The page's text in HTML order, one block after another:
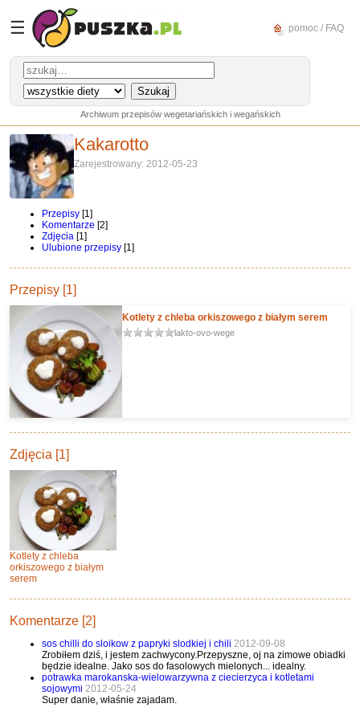
☰ pomoc / FAQ
Archiwum przepisów wegetariańskich i wegańskich
Kakarotto
Zarejestrowany: 2012-05-23
Przepisy [1]
Komentarze [2]
Zdjęcia [1]
Ulubione przepisy [1]
Przepisy [1]
Kotlety z chleba orkiszowego z białym serem
lakto-ovo-wege
Zdjęcia [1]
Kotlety z chleba
orkiszowego z białym
serem
Komentarze [2]
sos chilli do sloikow z papryki slodkiej i chili 2012-09-08
Zrobiłem dziś, i jestem zachwycony.Przepyszne, oj na zimowe obiadki
będzie idealne. Jako sos do fasolowych mielonych... idealny.
potrawka marokanska-wielowarzywna z ciecierzyca i kotletami
sojowymi 2012-05-24
Super danie, właśnie zajadam.